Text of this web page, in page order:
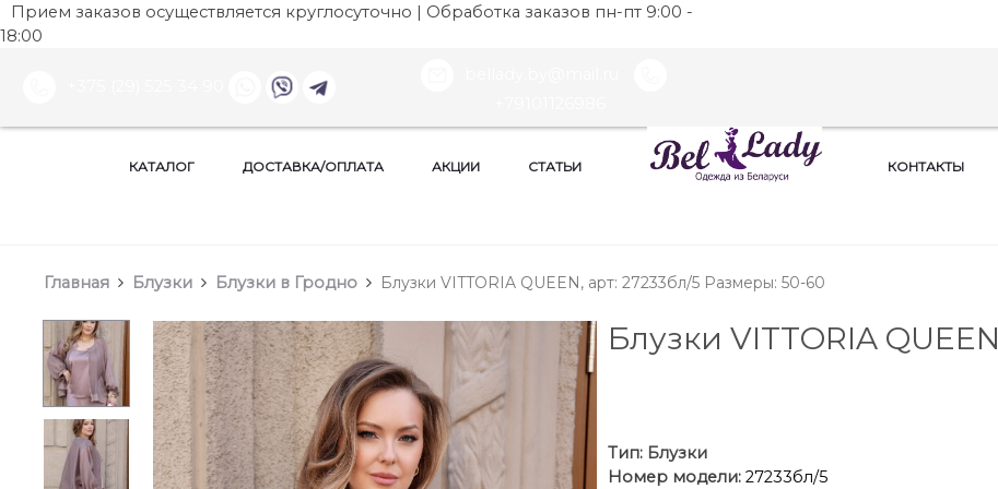
Прием заказов осуществляется круглосуточно | Обработка заказов пн-пт 9:00 -
18:00
КАТАЛОГ ДОСТАВКА/ОПЛАТА АКЦИИ СТАТЬИ КОНТАКТЫ
Главная Блузки Блузки в Гродно Блузки VITTORIA QUEEN, арт: 27233бл/5 Размеры: 50-60
Блузки VITTORIA QUEEN
Тип: Блузки
Номер модели: 27233бл/5